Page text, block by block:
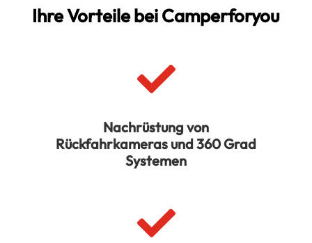
Ihre Vorteile bei Camperforyou

Nachrüstung von
Rückfahrkameras und 360 Grad
Systemen
